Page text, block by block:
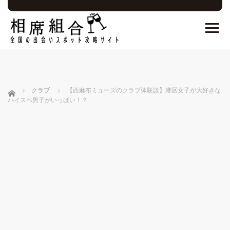
ホーム クラブ
【西麻布ミューズのクラブ体験談】港区女子が大好きな
ハイスペ男子がいっぱい！？